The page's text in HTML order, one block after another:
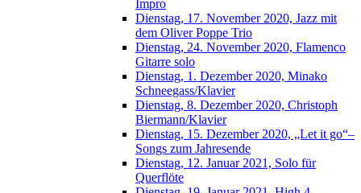
Impro
Dienstag, 17. November 2020, Jazz mit
dem Oliver Poppe Trio
Dienstag, 24. November 2020, Flamenco
Gitarre solo
Dienstag, 1. Dezember 2020, Minako
Schneegass/Klavier
Dienstag, 8. Dezember 2020, Christoph
Biermann/Klavier
Dienstag, 15. Dezember 2020, „Let it go“–
Songs zum Jahresende
Dienstag, 12. Januar 2021, Solo für
Querflöte